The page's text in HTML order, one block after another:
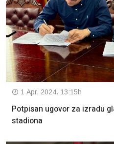
1 Apr, 2024. 13:15h
Potpisan ugovor za izradu
stadiona